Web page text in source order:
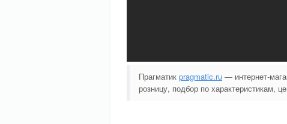
Прагматик pragmatic.ru — интернет-
розницу, подбор по характеристикам,